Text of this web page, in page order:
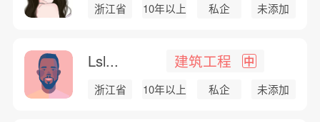
浙江省 10年以上 私企 未添加
Lsl... 建筑工程 中
浙江省 10年以上 私企 未添加